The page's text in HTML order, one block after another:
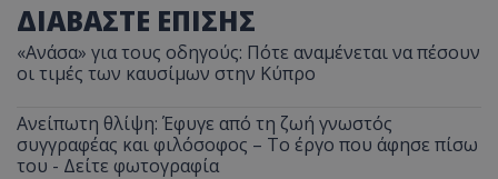
ΔΙΑΒΑΣΤΕ ΕΠΙΣΗΣ
«Ανάσα» για τους οδηγούς: Πότε αναμένεται να πέσουν
οι τιμές των καυσίμων στην Κύπρο
Ανείπωτη θλίψη: Έφυγε από τη ζωή γνωστός
συγγραφέας και φιλόσοφος – Το έργο που άφησε πίσω
του - Δείτε φωτογραφία